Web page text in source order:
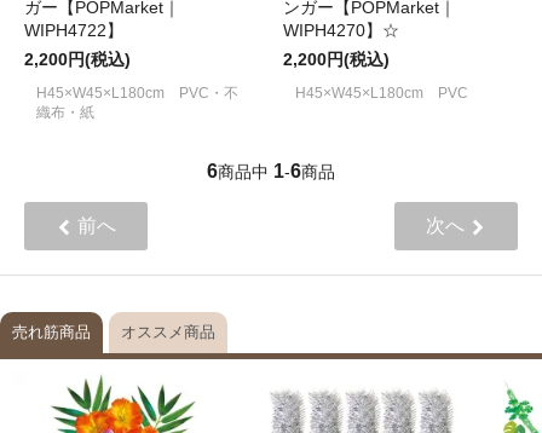
ガー【POPMarket｜
WIPH4722】
2,200円(税込)
H45×W45×L180cm PVC・不
織布・紙
ンガー【POPMarket｜
WIPH4270】☆
2,200円(税込)
H45×W45×L180cm PVC
6商品中 1-6商品
前へ 次へ
売れ筋商品 オススメ商品